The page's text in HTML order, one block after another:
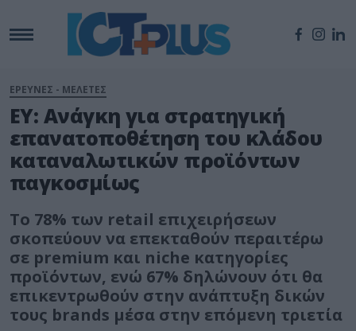
ΕΡΕΥΝΕΣ - ΜΕΛΕΤΕΣ
EY: Ανάγκη για στρατηγική
επανατοποθέτηση του κλάδου
καταναλωτικών προϊόντων
παγκοσμίως
Το 78% των retail επιχειρήσεων
σκοπεύουν να επεκταθούν περαιτέρω
σε premium και niche κατηγορίες
προϊόντων, ενώ 67% δηλώνουν ότι θα
επικεντρωθούν στην ανάπτυξη δικών
τους brands μέσα στην επόμενη τριετία